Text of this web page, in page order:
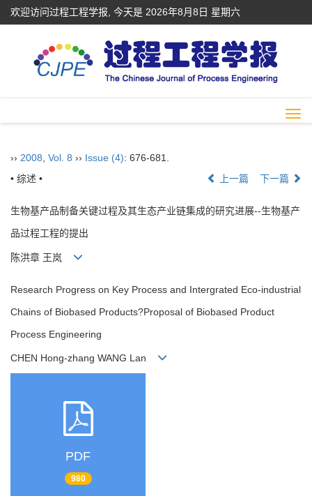
欢迎访问过程工程学报, 今天是 2026年8月8日 星期六
›› 2008 Vol. 8 ›› Issue (4): 676-681.
• 综述 •
上一篇 下一篇
生物基产品制备关键过程及其生态产业链集成的研究进展--生物基产
品过程工程的提出
陈洪章 王岚
Research Progress on Key Process and Intergrated Eco-industrial
Chains of Biobased Products?Proposal of Biobased Product
Process Engineering
CHEN Hong-zhang WANG Lan
PDF
980